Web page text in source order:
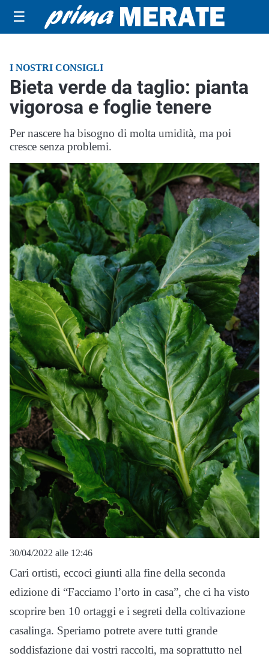
☰
I NOSTRI CONSIGLI
Bieta verde da taglio: pianta
vigorosa e foglie tenere
Per nascere ha bisogno di molta umidità, ma poi
cresce senza problemi.
30/04/2022 alle 12:46
Cari ortisti, eccoci giunti alla fine della seconda
edizione di “Facciamo l’orto in casa”, che ci ha visto
scoprire ben 10 ortaggi e i segreti della coltivazione
casalinga. Speriamo potrete avere tutti grande
soddisfazione dai vostri raccolti, ma soprattutto nel